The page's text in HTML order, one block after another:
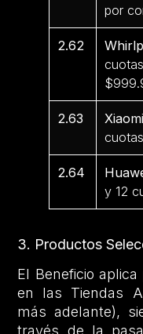
por
2.62
2.63 Xiaomi
2.64
y 12
3. Productos
El Beneficio
en las Tiendas
más adelante),
través de la